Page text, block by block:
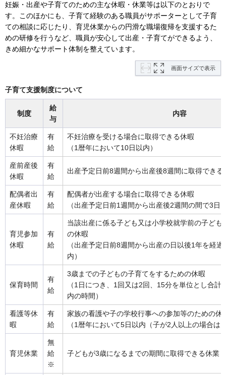
妊娠・出産や子育てのための主な休暇・休業等は以下のとおりで
す。このほかにも、子育て経験のある職員がサポーターとして子育
ての相談に応じたり、育児休業からの円滑な職場復帰を支援するた
めの研修を行うなど、職員が安心して出産・子育てができるよう、
きめ細かなサポート体制を整えています。
画面サイズで表示
子育て支援制度について
制度
給
与
内容
不妊治療
休暇
有
給
不妊治療を受ける場合に取得できる休暇
（1暦年において10日以内）
産前産後
休暇
有
給
出産予定日前8週間から出産後8週間に取得できる
配偶者出
産休暇
有
給
配偶者が出産する場合に取得できる休暇
（出産予定日前1週間から出産後2週間の間で3日
育児参加
休暇
有
給
当該出産に係る子ども又は小学校就学前の子ども
の休暇
（出産予定日前8週間から出産の日以後1年を経
内）
保育時間
有
給
3歳までの子どもの子育てをするための休暇
（1日につき、1回又は2回、15分を単位とし合計
内の時間）
看護等休
暇
有
給
家族の看護や子の学校行事への参加等のための休
（1暦年において5日以内（子が2人以上の場合は
育児休業
無
給
※
子どもが3歳になるまでの期間に取得できる休業